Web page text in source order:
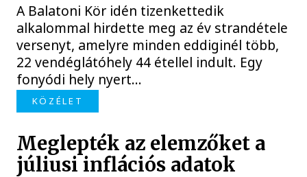
A Balatoni Kör idén tizenkettedik
alkalommal hirdette meg az év strandétele
versenyt, amelyre minden eddiginél több,
22 vendéglátóhely 44 étellel indult. Egy
fonyódi hely nyert...
KÖZÉLET
Meglepték az elemzőket a
júliusi inflációs adatok